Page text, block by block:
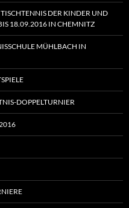
DER KINDER UND
18.09.2016 IN CHEMNITZ
MÜHLBACH IN
DOPPELTURNIER